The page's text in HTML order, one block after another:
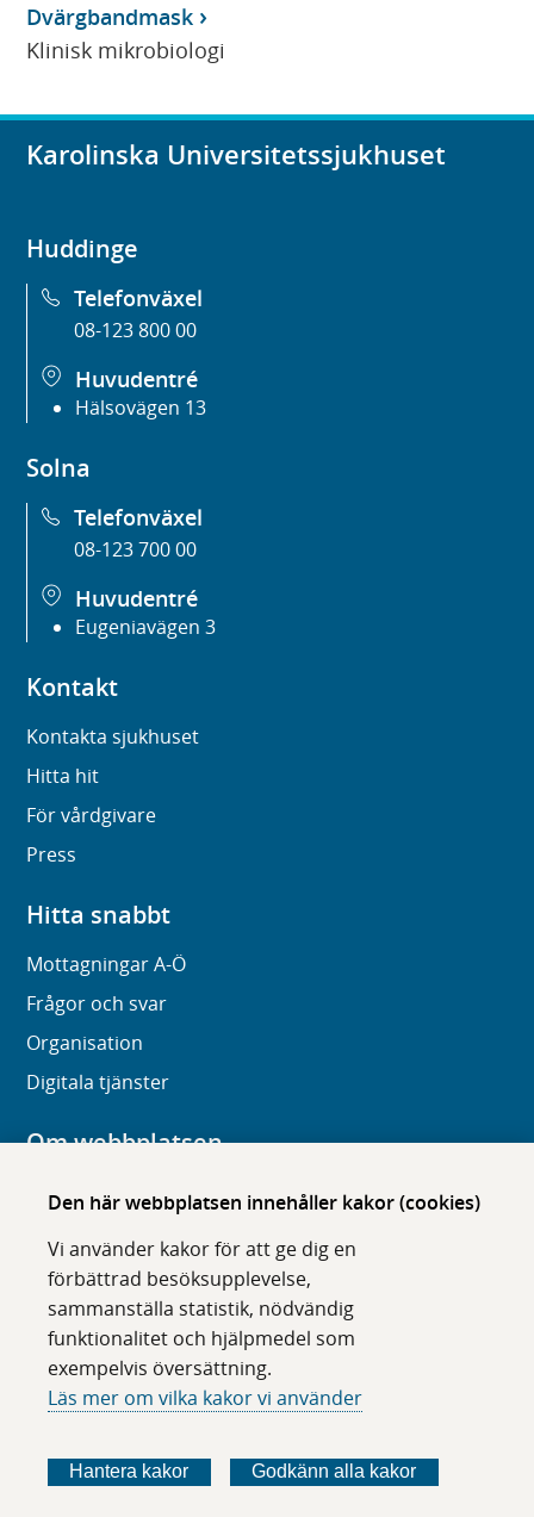
Den här webbplatsen innehåller kakor (cookies)
Vi använder kakor för att ge dig en
förbättrad besöksupplevelse,
sammanställa statistik, nödvändig
funktionalitet och hjälpmedel som
exempelvis översättning.
Läs mer om vilka kakor vi använder
Hantera kakor Godkänn alla kakor
Dvärgbandmask
Klinisk mikrobiologi
Karolinska Universitetssjukhuset
Huddinge
Telefonväxel
08-123 800 00
Huvudentré
Hälsovägen 13
Solna
Telefonväxel
08-123 700 00
Huvudentré
Eugeniavägen 3
Kontakt
Kontakta sjukhuset
Hitta hit
För vårdgivare
Press
Hitta snabbt
Mottagningar A-Ö
Frågor och svar
Organisation
Digitala tjänster
Om webbplatsen
Om karolinska.se
Tillgänglighet
Om cookies
Följ oss i sociala medier
ö
l
ö
l
ö
l